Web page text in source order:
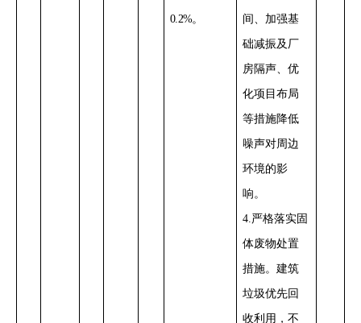
0.2%。 间 、 加强基
础减振及厂
房隔声、优
化项目布局
等措施降低
噪声对周边
环境的影
响。
4.严格落实固
体废物处置
措施。建筑
垃圾优先回
收利用，不